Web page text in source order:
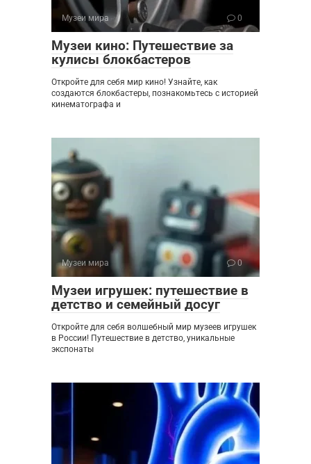
Музеи мира 0
Музеи кино: Путешествие за
кулисы блокбастеров
Откройте для себя мир кино! Узнайте, как
создаются блокбастеры, познакомьтесь с историей
кинематографа и
Музеи мира 0
Музеи игрушек: путешествие в
детство и семейный досуг
Откройте для себя волшебный мир музеев игрушек
в России! Путешествие в детство, уникальные
экспонаты